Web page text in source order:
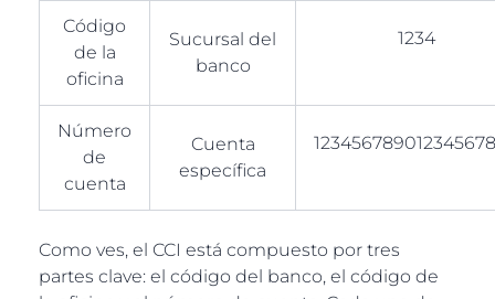
Código
de la
oficina
Sucursal del
banco
1234
Número
de
cuenta
Cuenta
específica
Como ves, el CCI está compuesto por tres
partes clave: el código del banco, el código de